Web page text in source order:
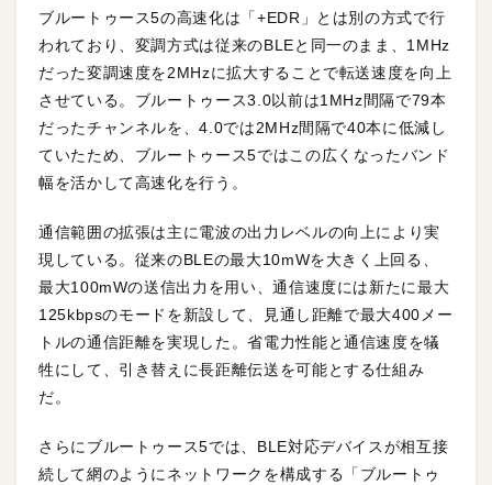
ブルートゥース5の高速化は「+EDR」とは別の方式で行
われており、変調方式は従来のBLEと同一のまま、1MHz
だった変調速度を2MHzに拡大することで転送速度を向上
させている。ブルートゥース3.0以前は1MHz間隔で79本
だったチャンネルを、4.0では2MHz間隔で40本に低減し
ていたため、ブルートゥース5ではこの広くなったバンド
幅を活かして高速化を行う。
通信範囲の拡張は主に電波の出力レベルの向上により実
現している。従来のBLEの最大10mWを大きく上回る、
最大100mWの送信出力を用い、通信速度には新たに最大
125kbpsのモードを新設して、見通し距離で最大400メー
トルの通信距離を実現した。省電力性能と通信速度を犠
牲にして、引き替えに長距離伝送を可能とする仕組み
だ。
さらにブルートゥース5では、BLE対応デバイスが相互接
続して網のようにネットワークを構成する「ブルートゥ